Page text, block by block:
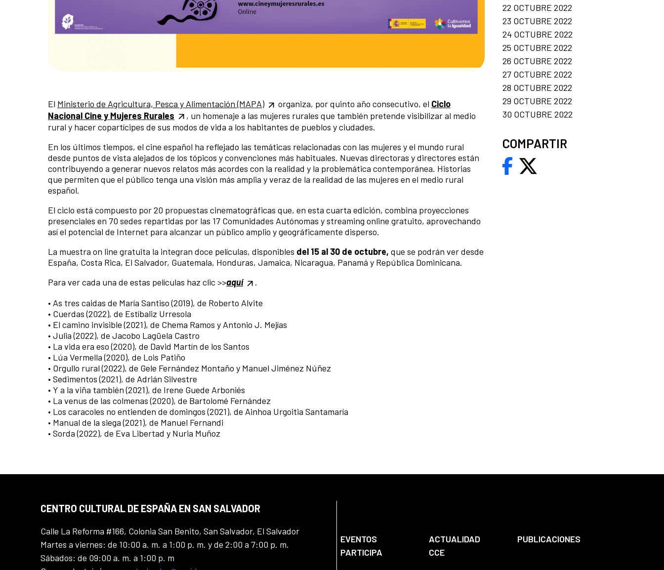
El Ministerio de Agricultura, Pesca y Alimentación (MAPA) organiza, por quinto año consecutivo, el Ciclo
Nacional Cine y Mujeres Rurales
, un homenaje a las mujeres rurales que también pretende visibilizar al medio
rural y hacer copartícipes de sus modos de vida a los habitantes de pueblos y ciudades.
En los últimos tiempos, el cine español ha reflejado las temáticas relacionadas con las mujeres y el mundo rural
desde puntos de vista alejados de los tópicos y convenciones más habituales. Nuevas directoras y directores están
contribuyendo a generar nuevos relatos más acordes con la realidad y la problemática contemporánea. Historias
que permiten que el público tenga una visión más amplia y veraz de la realidad de las mujeres en el medio rural
español.
El ciclo está compuesto por 20 propuestas cinematográficas que, en esta cuarta edición, combina proyecciones
presenciales en 70 sedes repartidas por las 17 Comunidades Autónomas y streaming online gratuito, aprovechando
así el potencial de Internet para alcanzar un público amplio y geográficamente disperso.
La muestra on line gratuita la integran doce películas, disponibles del 15 al 30 de octubre, que se podrán ver desde
España, Costa Rica, El Salvador, Guatemala, Honduras, Jamaica, Nicaragua, Panamá y República Dominicana.
Para ver cada una de estas películas haz clic >>aquí
.
• As tres caidas de María Santiso (2019), de Roberto Alvite
• Cuerdas (2022), de Estíbaliz Urresola
• El camino invisible (2021), de Chema Ramos y Antonio J. Mejías
• Julia (2022), de Jacobo Lagüela Castro
• La vida era eso (2020), de David Martín de los Santos
• Lúa Vermella (2020), de Lois Patiño
• Orgullo rural (2022), de Gele Fernández Montaño y Manuel Jiménez Núñez
• Sedimentos (2021), de Adrián Silvestre
• Y a la viña también (2021), de Irene Guede Arboniés
• La venus de las colmenas (2020), de Bartolomé Fernández
• Los caracoles no entienden de domingos (2021), de Ainhoa Urgoitia Santamaría
• Manual de la siega (2021), de Manuel Fernandi
• Sorda (2022), de Eva Libertad y Nuria Muñoz
22 OCTUBRE 2022
23 OCTUBRE 2022
24 OCTUBRE 2022
25 OCTUBRE 2022
26 OCTUBRE 2022
27 OCTUBRE 2022
28 OCTUBRE 2022
29 OCTUBRE 2022
30 OCTUBRE 2022
COMPARTIR
CENTRO CULTURAL DE ESPAÑA EN SAN SALVADOR
Calle La Reforma #166, Colonia San Benito, San Salvador, El Salvador
Martes a viernes: de 10:00 a. m. a 1:00 p. m. y de 2:00 a 7:00 p. m.
Sábados: de 09:00 a. m. a 1:00 p. m
EVENTOS ACTUALIDAD
PUBLICACIONES
PARTICIPA
CCE